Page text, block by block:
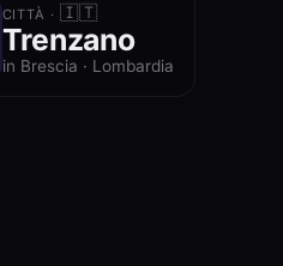
CITTÀ · 🇮🇹
Trenzano
in Brescia · Lombardia